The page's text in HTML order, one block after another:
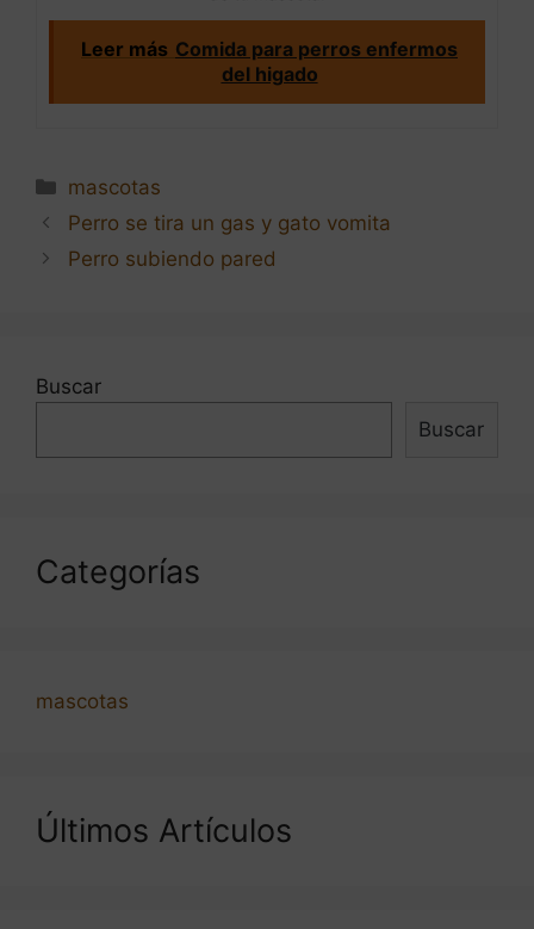
Leer más Comida para perros enfermos
del higado
Categorías
mascotas
Navegación
de
Perro se tira un gas y gato vomita
Perro subiendo pared
Buscar
Buscar
Categorías
mascotas
Últimos Artículos